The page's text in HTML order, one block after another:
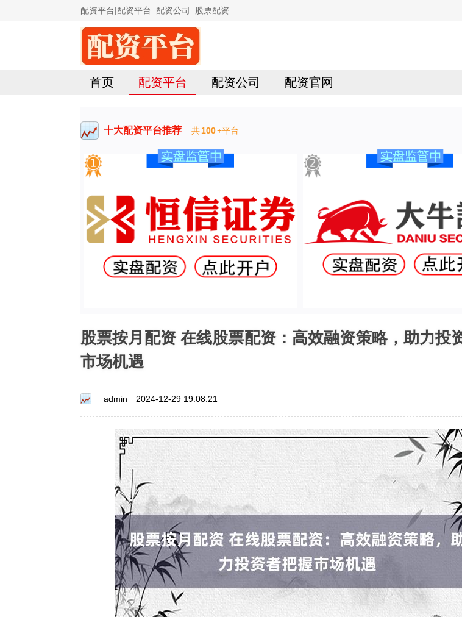
配资平台|配资平台_配资公司_股票配资
首页 配资平台 配资公司 配资官网
十大配资平台推荐 共100+平台
股票按月配资 在线股票配资：高效融资策略，助力投
市场机遇
admin 2024-12-29 19:08:21